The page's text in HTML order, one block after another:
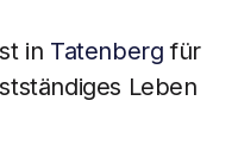
in Tatenberg für
Leben